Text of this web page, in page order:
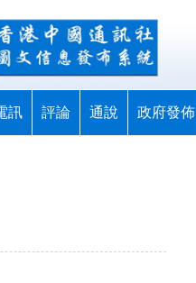
訊 評論 通說 政府發佈